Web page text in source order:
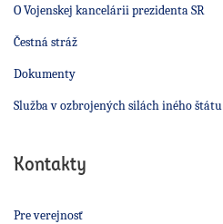
O Vojenskej kancelárii prezidenta SR
Čestná stráž
Dokumenty
Služba v ozbrojených silách iného štátu
Kontakty
Pre verejnosť